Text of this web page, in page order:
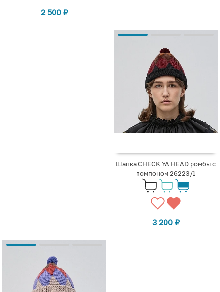
2 500 ₽
Шапка CHECK YA HEAD ромбы с
помпоном 26223/1
3 200 ₽